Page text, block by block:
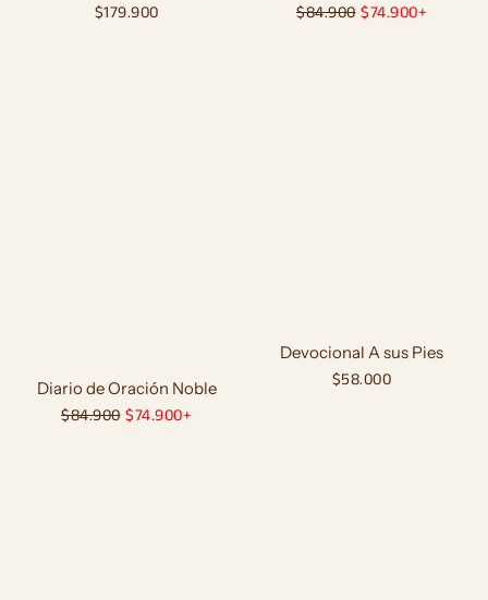
Precio
$179.900
Precio
$84.900 Precio
$74.900+
Diario de Oración Noble
Precio
$84.900 Precio
$74.900+
Devocional A sus Pies
Precio
$58.000